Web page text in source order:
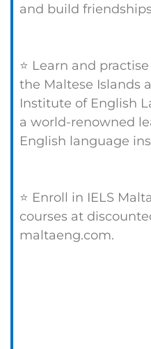
and build
⭐ Learn and
the Maltese Islands
Institute of English
a world-renowned
English language
⭐ Enroll in IELS
courses at
maltaeng.com.